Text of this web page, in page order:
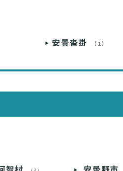
安曇沓掛 （1）